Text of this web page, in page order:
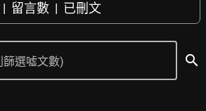
| 留言數 | 已刪文
篩選噓文數) search